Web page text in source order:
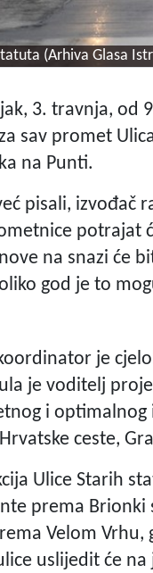
(Arhiva Glasa
3. travnja, od
sav promet
na Punti.
pisali, izvođač
potrajat
na snazi će
god je to
je
je voditelj
i
ceste,
Ulice Starih
prema Brionki
Velom
uslijedit će